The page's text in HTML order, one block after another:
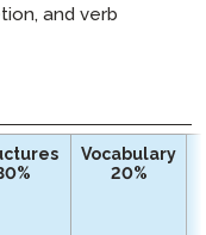
指南
指南
指南
南
and verb
Vocabulary
20%